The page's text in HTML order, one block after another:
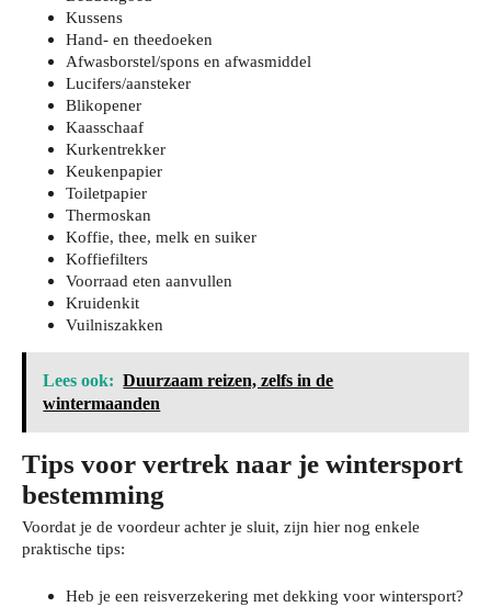
Kussens
Hand- en theedoeken
Afwasborstel/spons en afwasmiddel
Lucifers/aansteker
Blikopener
Kaasschaaf
Kurkentrekker
Keukenpapier
Toiletpapier
Thermoskan
Koffie, thee, melk en suiker
Koffiefilters
Voorraad eten aanvullen
Kruidenkit
Vuilniszakken
Lees ook: Duurzaam reizen, zelfs in de
wintermaanden
Tips voor vertrek naar je wintersport
bestemming
Voordat je de voordeur achter je sluit, zijn hier nog enkele
praktische tips:
Heb je een reisverzekering met dekking voor wintersport?